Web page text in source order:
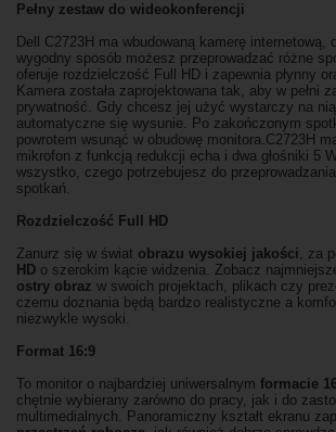
Pełny zestaw do wideokonferencji
Dell C2723H ma wbudowaną kamerę internetową,
wygodny sposób możesz przeprowadzać różne
oferuje rozdzielczość Full HD i zapewnia płynny
Kamera została zaprojektowana tak, aby w pełni
prywatność. Gdy chcesz jej użyć wystarczy na
automatyczne się wysunie. Po zakończonym
powrotem wsunąć w obudowę monitora.C2723H
mikrofon z funkcją redukcji echa i dwa głośniki 5
wszystko, czego potrzebujesz do
spotkań.
Rozdzielczość Full HD
Zanurz się w świat obrazu wysokiej jakości, za
HD o szerokim kącie widzenia. Zobacz
ostry obraz w swoich projektach, plikach czy
czemu doznania będą bardzo realistyczne a
niezwykle wysoki.
Format 16:9
To monitor o najbardziej uniwersalnym formacie
chętnie wybierany zarówno do pracy, jak i do
multimedialnych. Panoramiczny kształt ekranu